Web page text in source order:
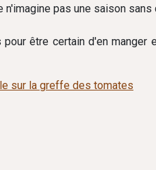
pas une saison
être certain d'en manger
sur la greffe des tomates